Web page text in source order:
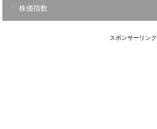
株価指数
スポンサーリンク